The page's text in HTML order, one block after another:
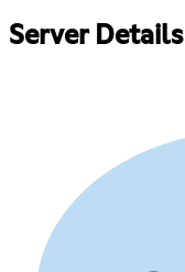
Server Details